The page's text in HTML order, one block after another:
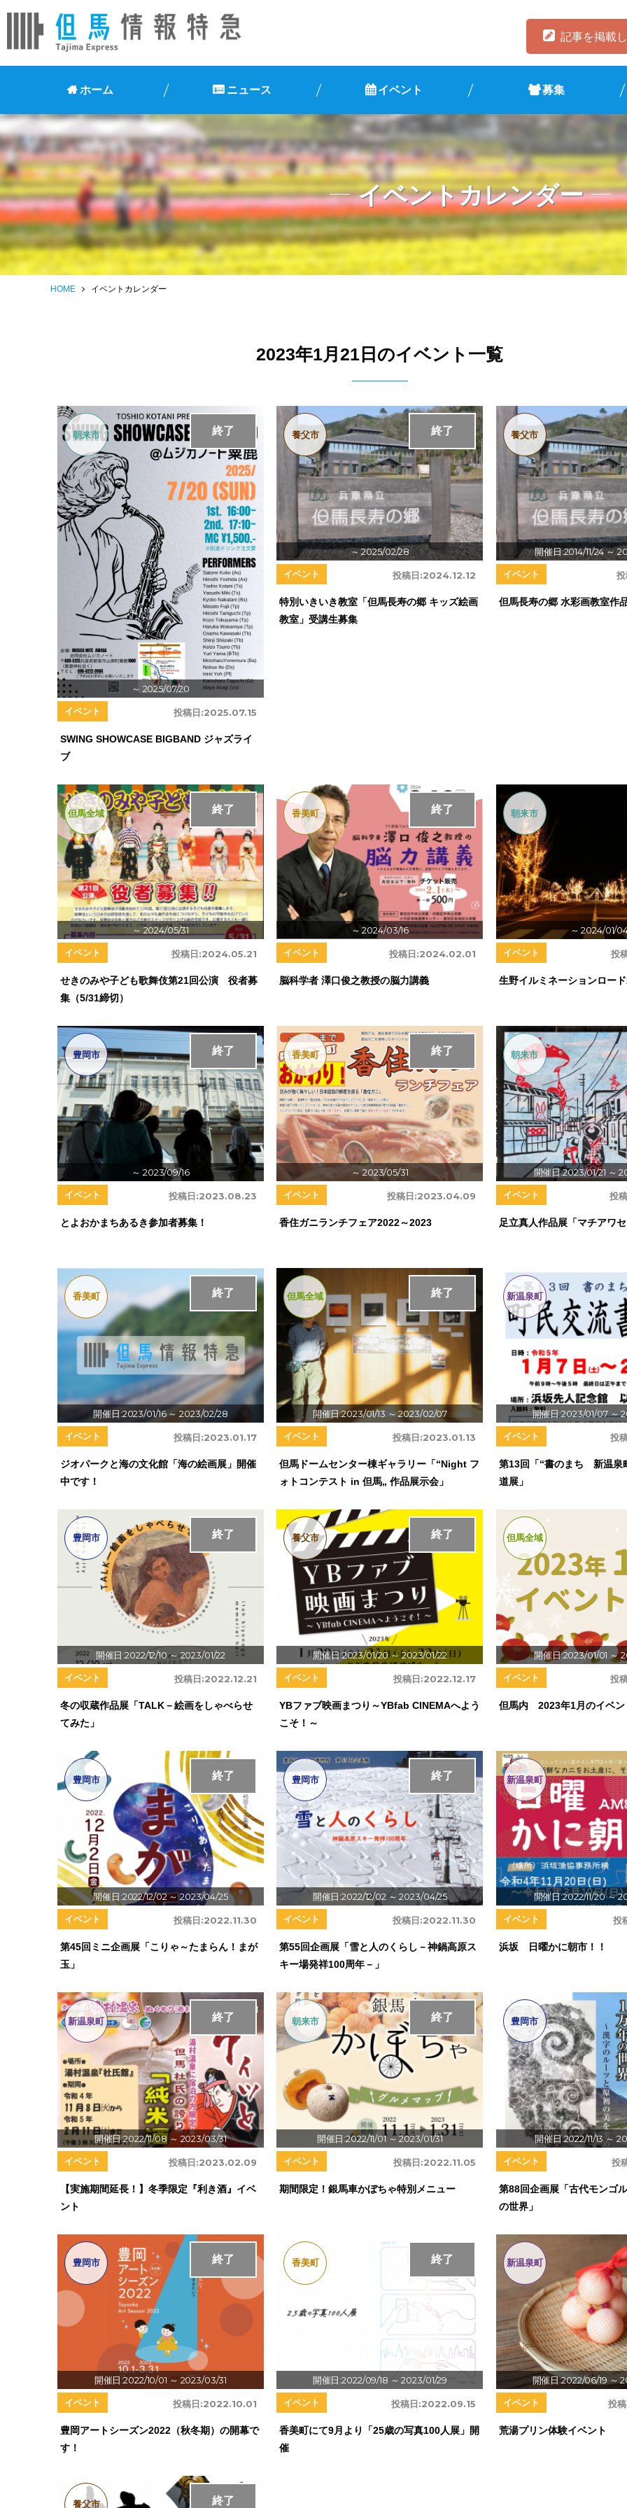
記事を掲載
ホーム ニュース イベント 募集
イベントカレンダー
HOME イベントカレンダー
2023年1月21日のイベント一覧
～ 2025/07/20
終了
朝来市
投稿日:2025.07.15
イベント
SWING SHOWCASE BIGBAND ジャズライ
ブ
～ 2025/02/28
終了
養父市
投稿日:2024.12.12
イベント
特別いきいき教室「但馬長寿の郷 キッズ絵画
教室」受講生募集
開催日:2014/11/24～
養父市
イベント
但馬長寿の郷 水彩画教室作
～ 2024/05/31
終了
但馬全域
投稿日:2024.05.21
イベント
せきのみや子ども歌舞伎第21回公演 役者募
集（5/31締切）
～ 2024/03/16
終了
香美町
投稿日:2024.02.01
イベント
脳科学者 澤口俊之教授の脳力講義
～ 2024/01/
朝来市
投
イベント
生野イルミネーションロー
～ 2023/09/16
終了
豊岡市
投稿日:2023.08.23
イベント
とよおかまちあるき参加者募集！
～ 2023/05/31
終了
香美町
投稿日:2023.04.09
イベント
香住ガニランチフェア2022～2023
開催日:2023/01/21 ～
朝来市
投
イベント
足立真人作品展「マチアワ
開催日:2023/01/16 ～ 2023/02/28
終了
香美町
投稿日:2023.01.17
イベント
ジオパークと海の文化館「海の絵画展」開催
中です！
開催日:2023/01/13 ～ 2023/02/07
終了
但馬全域
投稿日:2023.01.13
イベント
但馬ドームセンター棟ギャラリー「“Night フ
ォトコンテスト in 但馬„ 作品展示会」
開催日:2023/01/07～
新温泉町
投
イベント
第13回「“書のまち 新温
道展」
開催日:2022/12/10 ～ 2023/01/22
終了
豊岡市
投稿日:2022.12.21
イベント
冬の収蔵作品展「TALK－絵画をしゃべらせ
てみた」
開催日:2023/01/20 ～ 2023/01/22
終了
養父市
投稿日:2022.12.17
イベント
YBファブ映画まつり～YBfab CINEMAへよう
こそ！～
開催日:2023/01/01 ～
但馬全域
投
イベント
但馬内 2023年1月のイベン
開催日:2022/12/02～ 2023/04/25
終了
豊岡市
投稿日:2022.11.30
イベント
第45回ミニ企画展「こりゃ～たまらん！まが
玉」
開催日:2022/12/02～ 2023/04/25
終了
豊岡市
投稿日:2022.11.30
イベント
第55回企画展「雪と人のくらし－神鍋高原ス
キー場発祥100周年－」
開催日:2022/11/20～
新温泉町
投
イベント
浜坂 日曜かに朝市！！
開催日:2022/11/08 ～ 2023/03/31
終了
新温泉町
投稿日:2023.02.09
イベント
【実施期間延長！】冬季限定『利き酒』イベ
ント
開催日:2022/11/01 ～ 2023/01/31
終了
朝来市
投稿日:2022.11.05
イベント
期間限定！銀馬車かぼちゃ特別メニュー
開催日:2022/11/13～
豊岡市
投
イベント
第88回企画展「古代モンゴ
の世界」
開催日:2022/10/01 ～ 2023/03/31
終了
豊岡市
投稿日:2022.10.01
イベント
豊岡アートシーズン2022（秋冬期）の開幕で
す！
開催日:2022/09/18 ～ 2023/01/29
終了
香美町
投稿日:2022.09.15
イベント
香美町にて9月より「25歳の写真100人展」開
催
開催日:2022/06/19 ～
新温泉町
投
イベント
荒湯プリン体験イベント
終了
養父市